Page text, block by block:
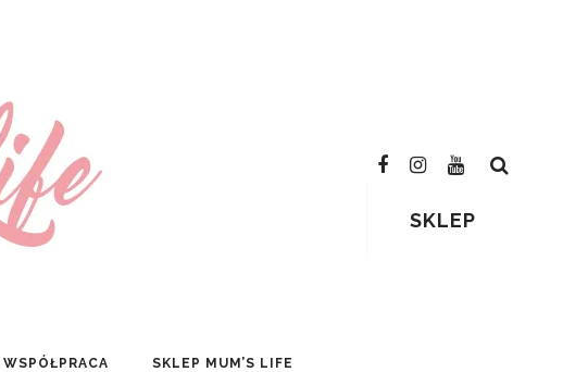
SKLEP
WSPÓŁPRACA SKLEP MUM’S LIFE